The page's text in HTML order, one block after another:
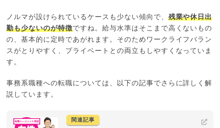
ノルマが設けられているケースも少ない傾向で、 残業や休日出
勤も少ないのが特徴ですね。給与水準はそこまで高くないもの
の、基本的に定時であがれます。そのためワークライフバラン
スがとりやすく、プライベートとの両立もしやすくなっていま
す。
事務系職種への転職については、以下の記事でさらに詳しく解
説しています。
関連記事